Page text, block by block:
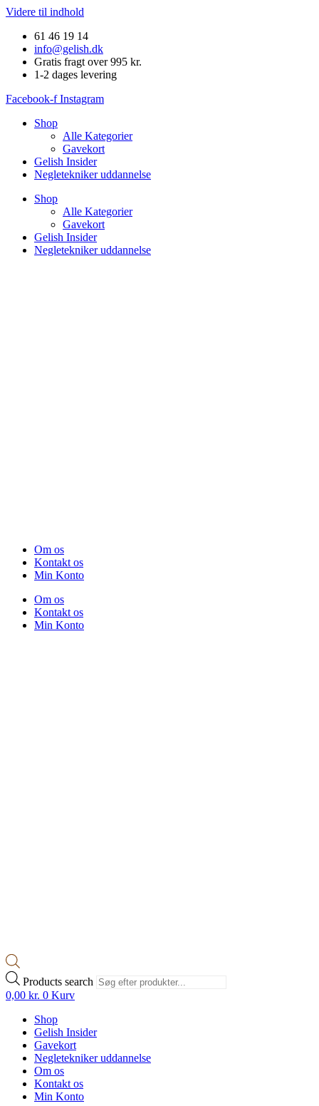
Videre til indhold
61 46 19 14
info@gelish.dk
Gratis fragt over 995 kr.
1-2 dages levering
Facebook-f Instagram
Shop
Alle Kategorier
Gavekort
Gelish Insider
Negletekniker uddannelse
Shop
Alle Kategorier
Gavekort
Gelish Insider
Negletekniker uddannelse
Om os
Kontakt os
Min Konto
Om os
Kontakt os
Min Konto
Products search
0,00 kr. 0 Kurv
Shop
Gelish Insider
Gavekort
Negletekniker uddannelse
Om os
Kontakt os
Min Konto